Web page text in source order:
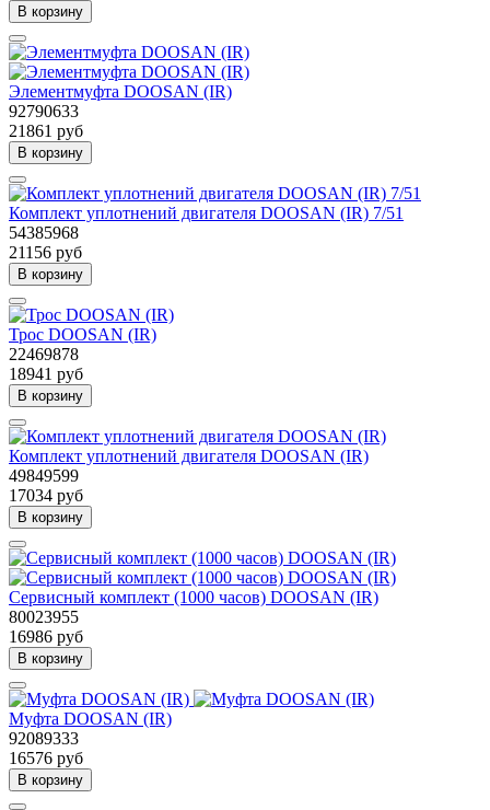
В корзину
Элементмуфта DOOSAN (IR)
92790633
21861 руб
В корзину
Комплект уплотнений двигателя DOOSAN (IR) 7/51
54385968
21156 руб
В корзину
Трос DOOSAN (IR)
22469878
18941 руб
В корзину
Комплект уплотнений двигателя DOOSAN (IR)
49849599
17034 руб
В корзину
Сервисный комплект (1000 часов) DOOSAN (IR)
80023955
16986 руб
В корзину
Муфта DOOSAN (IR)
92089333
16576 руб
В корзину